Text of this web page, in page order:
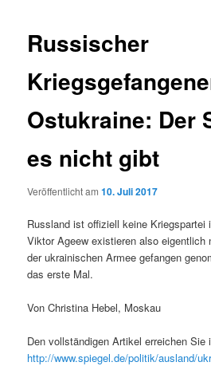
Russischer
Ostukraine: Der
es nicht gibt
Veröffentlicht am10. Juli 2017
Russland ist offiziell keine Kriegspartei
Viktor Ageew existieren also eigentlich
der ukrainischen Armee gefangen
das erste Mal.
Von Christina Hebel, Moskau
Den vollständigen Artikel erreichen Sie
http://www.spiegel.de/politik/ausland/